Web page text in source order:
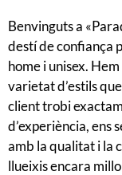
Benvinguts a
destí de confiança
home i unisex.
varietat d’estils
client trobi
d’experiència, ens
amb la qualitat i la
llueixis encara